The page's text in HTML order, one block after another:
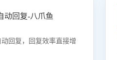
动回复-八爪鱼
回复，回复效率直接增